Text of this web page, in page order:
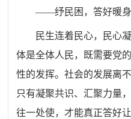
——纾民困，答好暖身
民生连着民心，民心
体是全体人民，既需要党
性的发挥。社会的发展离
只有凝聚共识、汇聚力量
往一处使，才能真正答好